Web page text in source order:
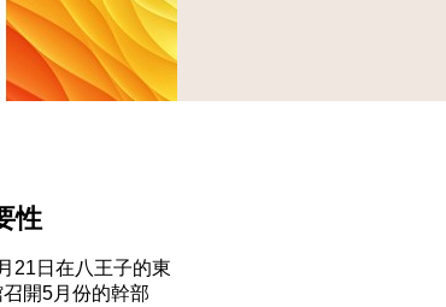
性
日在八王子的東
開5月份的幹部